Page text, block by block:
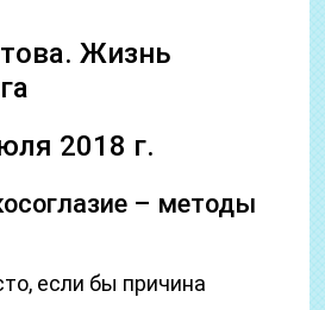
Жизнь
2018 г.
– методы
если бы причина